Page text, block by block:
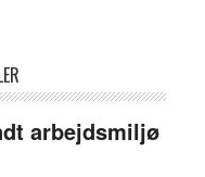
arbejdsmiljø